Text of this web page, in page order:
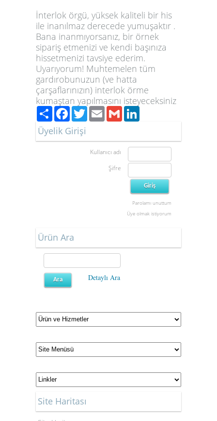
İnterlok örgü, yüksek kaliteli bir his
ile inanılmaz derecede yumuşaktır .
Bana inanmıyorsanız, bir örnek
sipariş etmenizi ve kendi başınıza
hissetmenizi tavsiye ederim.
Uyarıyorum! Muhtemelen tüm
gardırobunuzun (ve hatta
çarşaflarınızın) interlok örme
kumaştan yapılmasını isteyeceksiniz
PaylaşFacebook
TwitterEmailGmail
Üyelik Girişi
Kullanıcı adı
Şifre
Parolamı unuttum
Üye olmak istiyorum
Ürün Ara
Detaylı Ara
Site Haritası